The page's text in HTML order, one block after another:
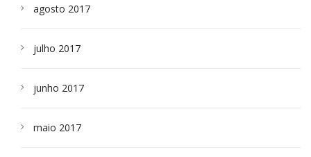
agosto 2017
julho 2017
junho 2017
maio 2017